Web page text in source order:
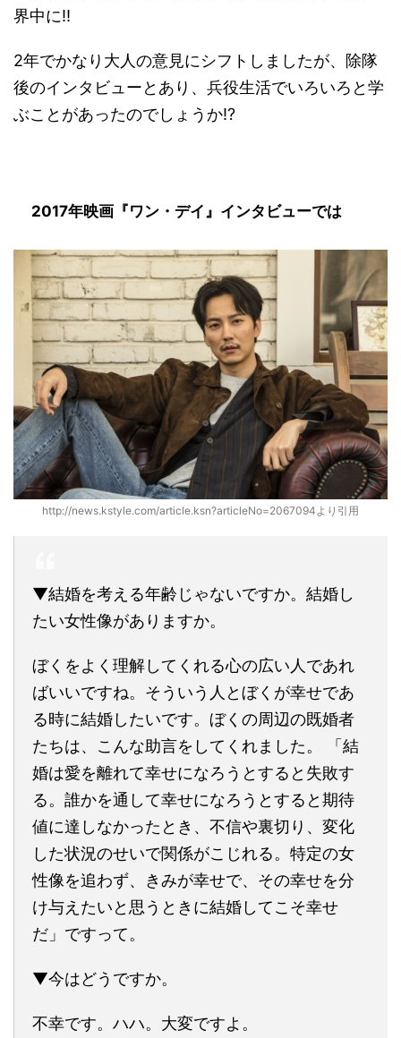
界中に!!
2年でかなり大人の意見にシフトしましたが、除隊
後のインタビューとあり、兵役生活でいろいろと学
ぶことがあったのでしょうか!?
2017年映画『ワン・デイ』インタビューでは
http://news.kstyle.com/article.ksn?articleNo=2067094より引用
▼結婚を考える年齢じゃないですか。結婚し
たい女性像がありますか。
ぼくをよく理解してくれる心の広い人であれ
ばいいですね。そういう人とぼくが幸せであ
る時に結婚したいです。ぼくの周辺の既婚者
たちは、こんな助言をしてくれました。 「結
婚は愛を離れて幸せになろうとすると失敗す
る。誰かを通して幸せになろうとすると期待
値に達しなかったとき、不信や裏切り、変化
した状況のせいで関係がこじれる。特定の女
性像を追わず、きみが幸せで、その幸せを分
け与えたいと思うときに結婚してこそ幸せ
だ」ですって。
▼今はどうですか。
不幸です。ハハ。大変ですよ。